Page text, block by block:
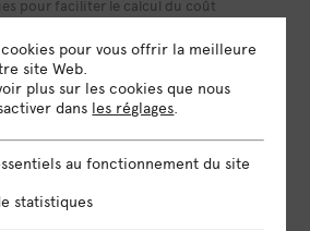
pour faciliter le calcul du coût
pour vous offrir la meilleure
site Web.
plus sur les cookies que nous
dans les réglages.
fonctionnement du site
au fonctionnement du site
statistiques